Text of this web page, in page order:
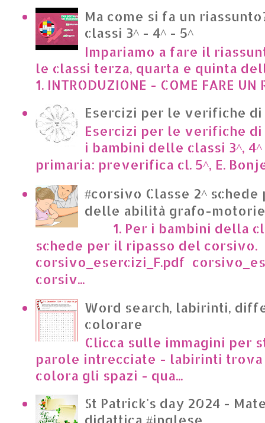
Ma come si fa un
classi 3^ - 4^ - 5^
Impariamo a fare il
le classi terza, quarta e quinta
1. INTRODUZIONE - COME FARE UN
Esercizi per le verifiche
Esercizi per le verifiche
i bambini delle classi 3^,
primaria: preverifica cl. 5^, E.
#corsivo Classe 2^
delle abilità grafo-motorie
1. Per i bambini della
schede per il ripasso del corsivo.
corsivo_esercizi_F.pdf
corsiv...
Word search, labirinti,
colorare
Clicca sulle immagini per
parole intrecciate - labirinti
colora gli spazi - qua...
St Patrick's day 2024 -